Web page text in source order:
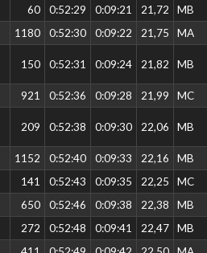
60 0:52:29 0:09:21 21,72
MB
1180 0:52:30 0:09:22 21,75 MA
150 0:52:31 0:09:24 21,82 MB
921 0:52:36 0:09:28 21,99 MC
209 0:52:38 0:09:30 22,06 MB
1152 0:52:40 0:09:33 22,16
MB
141 0:52:43 0:09:35 22,25
MC
650 0:52:46 0:09:38 22,38
MB
272 0:52:48 0:09:41 22,47
MB